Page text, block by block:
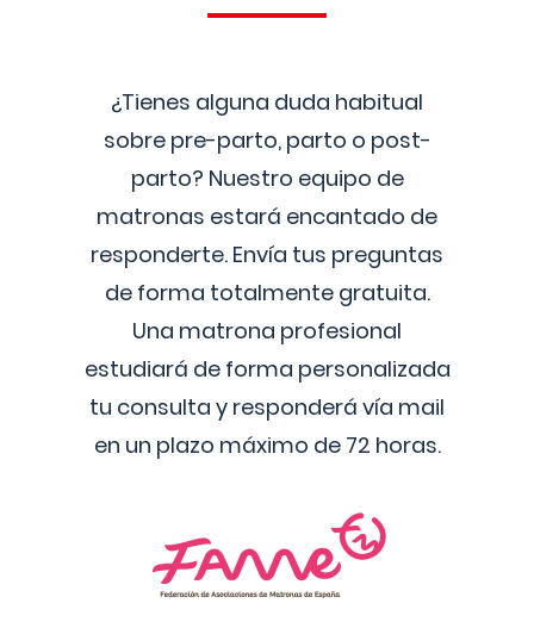
¿Tienes alguna duda habitual
sobre pre-parto, parto o post-
parto? Nuestro equipo de
matronas estará encantado de
responderte. Envía tus preguntas
de forma totalmente gratuita.
Una matrona profesional
estudiará de forma personalizada
tu consulta y responderá vía mail
en un plazo máximo de 72 horas.